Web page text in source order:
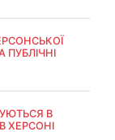
В
ХЕРСОНІ